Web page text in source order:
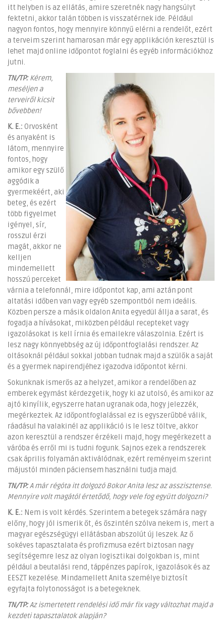
itt helyben is az ellátás, amire szeretnék nagy hangsúlyt
fektetni, akkor talán többen is visszatérnek ide. Például
nagyon fontos, hogy mennyire könnyű elérni a rendelőt, ezért
a terveim szerint hamarosan már egy applikáción keresztül is
lehet majd online időpontot foglalni és egyéb információkhoz
jutni.
TN/TP:Kérem,
meséljen a
terveiről kicsit
bővebben!
K. E.: Orvosként
és anyaként is
látom, mennyire
fontos, hogy
amikor egy szülő
aggódik a
gyermekéért, aki
beteg, és ezért
több figyelmet
igényel, sír,
rosszul érzi
magát, akkor ne
kelljen
mindemellett
hosszú perceket
várnia a telefonnál, mire időpontot kap, ami aztán pont
altatási időben van vagy egyéb szempontból nem ideális.
Közben persze a másik oldalon Anita egyedül állja a sarat, és
fogadja a hívásokat, miközben például recepteket vagy
igazolásokat is kell írnia és emailekre válaszolnia. Ezért is
lesz nagy könnyebbség az új időpontfoglalási rendszer. Az
oltásoknál például sokkal jobban tudnak majd a szülők a saját
és a gyermek napirendjéhez igazodva időpontot kérni.
Sokunknak ismerős az a helyzet, amikor a rendelőben az
emberek egymást kérdezgetik, hogy ki az utolsó, és amikor az
ajtó kinyílik, egyszerre hatan ugranak oda, hogy jelezzék,
megérkeztek. Az időpontfoglalással ez is egyszerűbbé válik,
ráadásul ha valakinél az applikáció is le lesz töltve, akkor
azon keresztül a rendszer érzékeli majd, hogy megérkezett a
váróba és erről mi is tudni fogunk. Sajnos ezek a rendszerek
csak április folyamán aktiválódnak, ezért reményeim szerint
májustól minden páciensem használni tudja majd.
TN/TP:A már régóta itt dolgozó Bokor Anita lesz az asszisztense.
Mennyire volt magától értetődő, hogy vele fog együtt dolgozni?
K. E.: Nem is volt kérdés. Szerintem a betegek számára nagy
előny, hogy jól ismerik őt, és őszintén szólva nekem is, mert a
magyar egészségügyi ellátásban abszolút új leszek. Az ő
sokéves tapasztalata és profizmusa ezért biztosan nagy
segítségemre lesz az olyan logisztikai dolgokban is, mint
például a beutalási rend, táppénzes papírok, igazolások és az
EESZT kezelése. Mindamellett Anita személye biztosít
egyfajta folytonosságot is a betegeknek.
TN/TP:Az ismertetett rendelési idő már fix vagy változhat majd a
kezdeti tapasztalatok alapján?